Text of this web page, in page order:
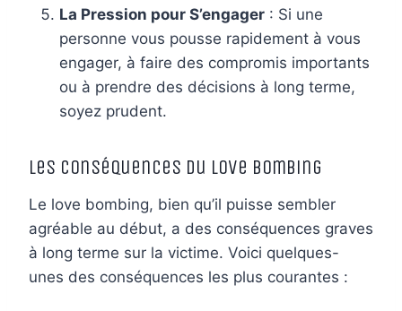
La Pression pour S’engager : Si une
personne vous pousse rapidement à vous
engager, à faire des compromis importants
ou à prendre des décisions à long terme,
soyez prudent.
Les Conséquences du Love Bombing
Le love bombing, bien qu’il puisse sembler
agréable au début, a des conséquences graves
à long terme sur la victime. Voici quelques-
unes des conséquences les plus courantes :